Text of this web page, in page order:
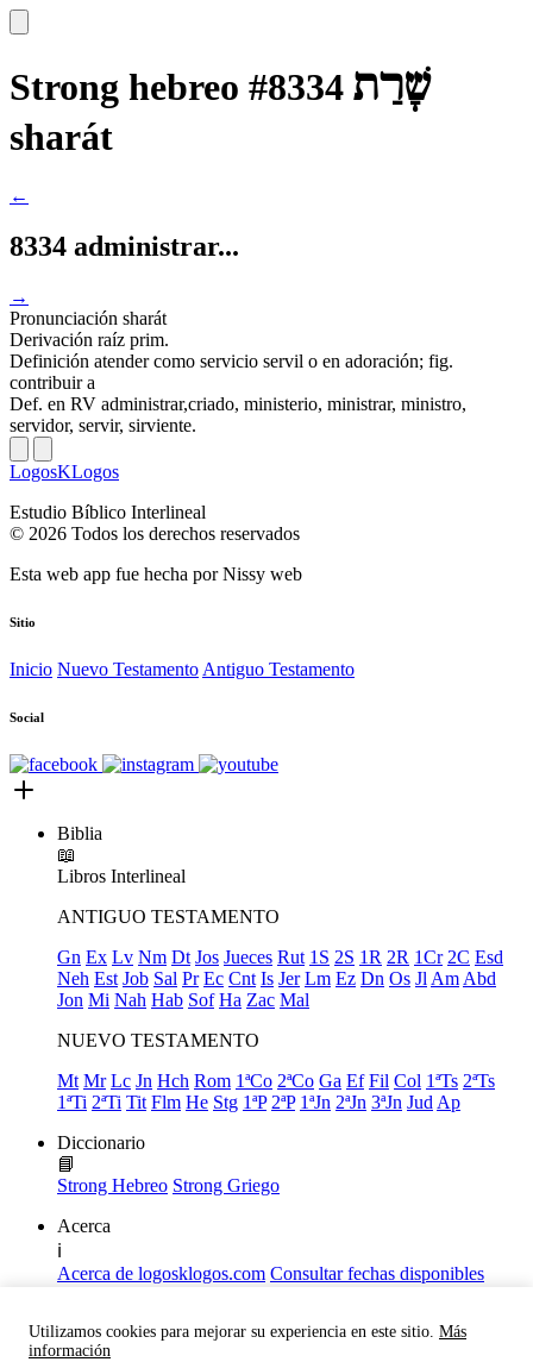
Utilizamos cookies para mejorar su experiencia en este sitio. Más
información
Strong hebreo #8334 שָׁרַת
sharát
←
8334 administrar...
→
Pronunciación sharát
Derivación raíz prim.
Definición atender como servicio servil o en adoración; fig.
contribuir a
Def. en RV administrar,criado, ministerio, ministrar, ministro,
servidor, servir, sirviente.
LogosKLogos
Estudio Bíblico Interlineal
© 2026 Todos los derechos reservados
Esta web app fue hecha porNissy web
Sitio
Inicio Nuevo Testamento Antiguo Testamento
Social
Biblia
📖
Libros Interlineal
ANTIGUO TESTAMENTO
Gn Ex Lv Nm Dt Jos Jueces Rut 1S 2S 1R 2R 1Cr 2C Esd
Neh Est Job Sal Pr Ec Cnt Is Jer Lm Ez Dn Os Jl Am Abd
Jon Mi Nah Hab Sof Ha Zac Mal
NUEVO TESTAMENTO
Mt Mr Lc Jn Hch Rom 1ªCo 2ªCo Ga Ef Fil Col 1ªTs 2ªTs
1ªTi 2ªTi Tit Flm He Stg 1ªP 2ªP 1ªJn 2ªJn 3ªJn Jud Ap
Diccionario
📘
Strong Hebreo Strong Griego
Acerca
ℹ️
Acerca de logosklogos.com Consultar fechas disponibles
Links útiles